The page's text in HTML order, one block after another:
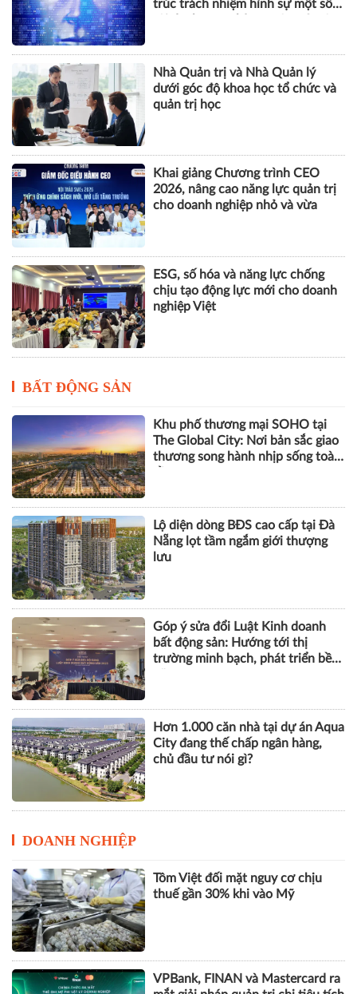
trúc trách nhiệm hình sự một số
Nhà Quản trị và Nhà Quản lý
dưới góc độ khoa học tổ chức và
quản trị học
Khai giảng Chương trình CEO
2026, nâng cao năng lực quản trị
cho doanh nghiệp nhỏ và vừa
ESG, số hóa và năng lực chống
chịu tạo động lực mới cho doanh
nghiệp Việt
BẤT ĐỘNG SẢN
Khu phố thương mại SOHO tại
The Global City: Nơi bản sắc giao
thương song hành nhịp sống toàn
Lộ diện dòng BĐS cao cấp tại Đà
Nẵng lọt tầm ngắm giới thượng
lưu
Góp ý sửa đổi Luật Kinh doanh
bất động sản: Hướng tới thị
trường minh bạch, phát triển bền
Hơn 1.000 căn nhà tại dự án Aqua
City đang thế chấp ngân hàng,
chủ đầu tư nói gì?
DOANH NGHIỆP
Tôm Việt đối mặt nguy cơ chịu
thuế gần 30% khi vào Mỹ
VPBank, FINAN và Mastercard ra